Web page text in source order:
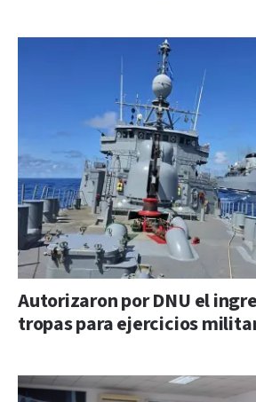
Autorizaron por DNU el
tropas para ejercicios